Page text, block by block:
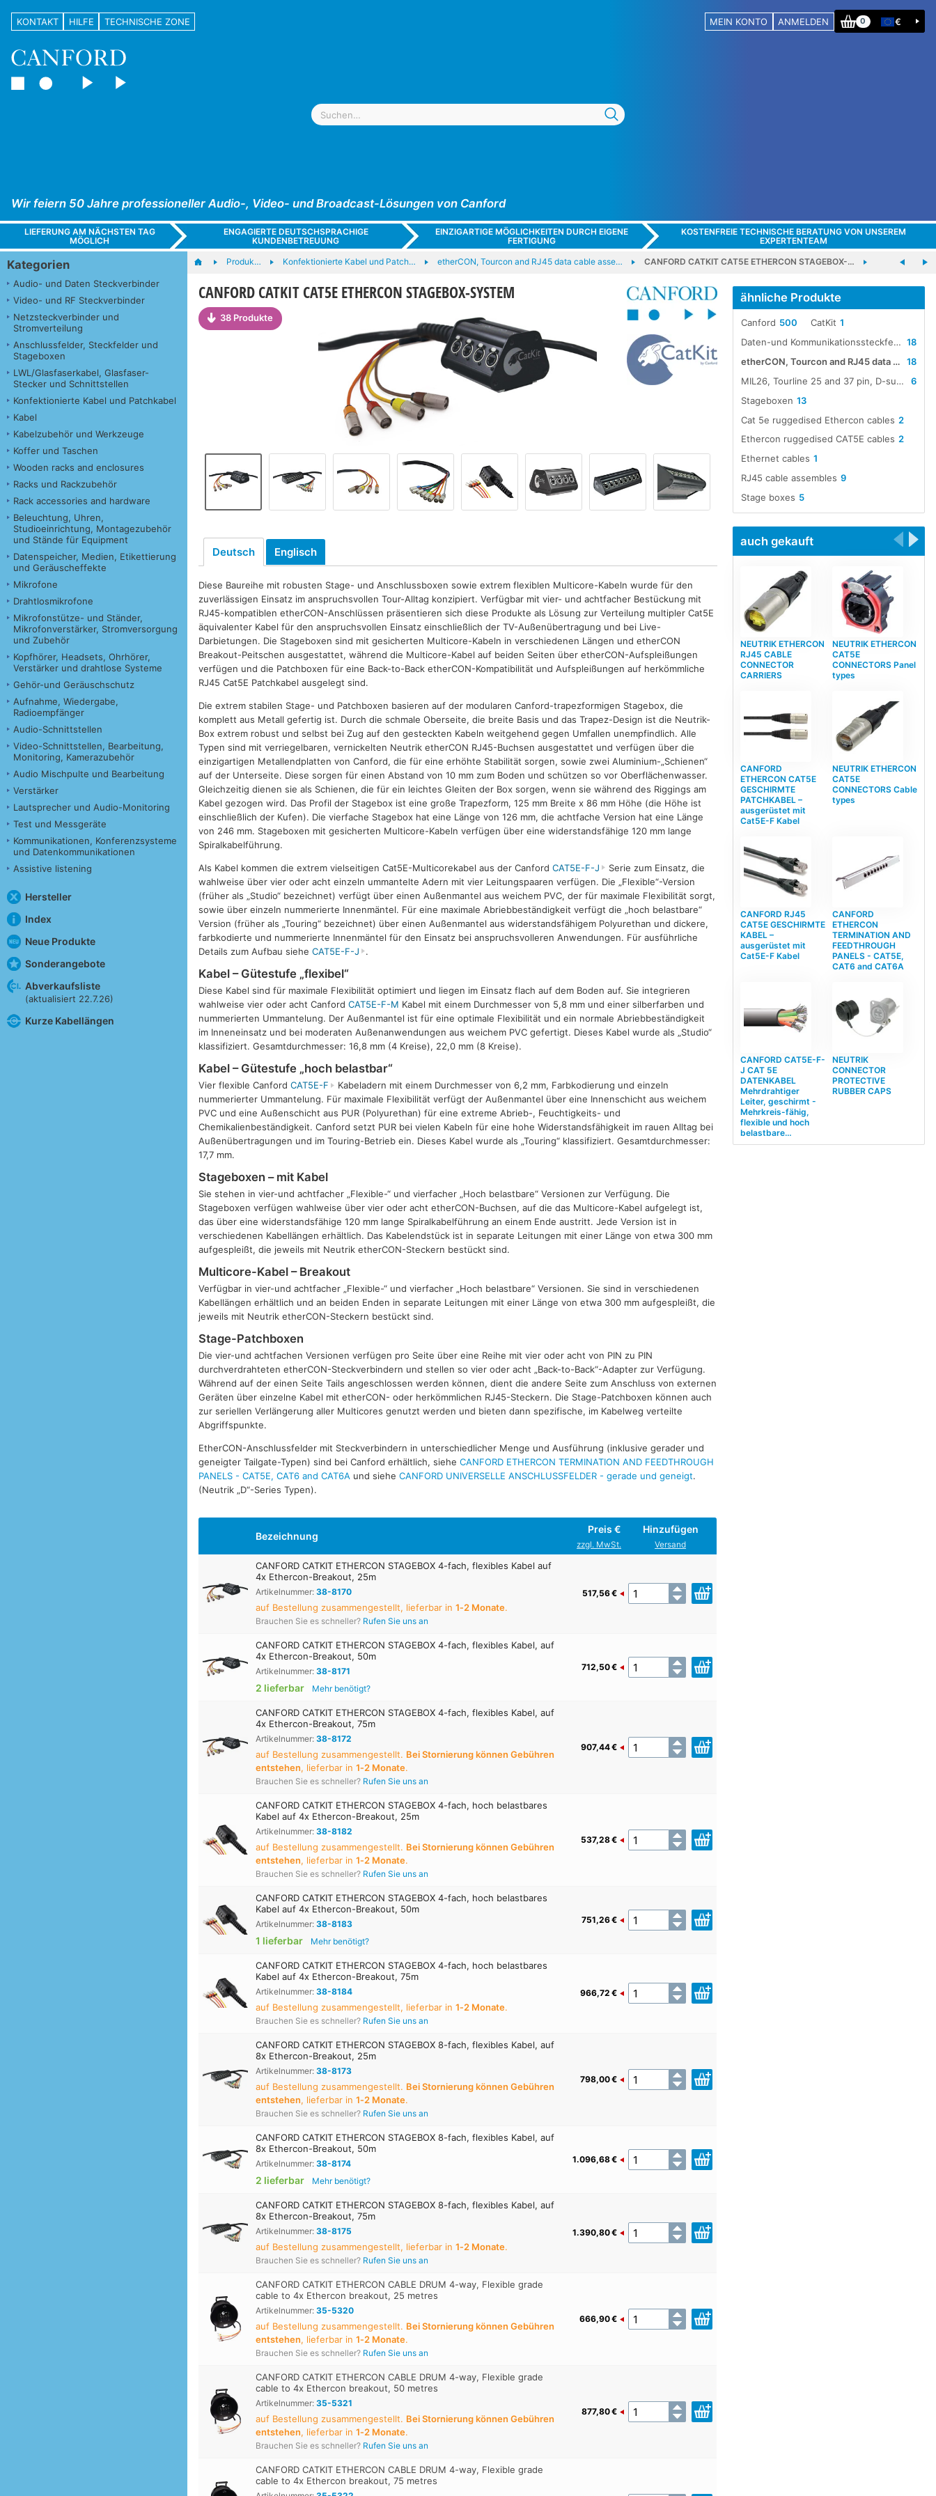
KONTAKT HILFE TECHNISCHE ZONE MEIN KONTO ANMELDEN 0 €
Wir feiern 50 Jahre professioneller Audio-, Video- und Broadcast-Lösungen von Canford
LIEFERUNG AM NÄCHSTEN TAG
MÖGLICH
ENGAGIERTE DEUTSCHSPRACHIGE
KUNDENBETREUUNG
EINZIGARTIGE MÖGLICHKEITEN DURCH EIGENE
FERTIGUNG
KOSTENFREIE TECHNISCHE BERATUNG VON UNSEREM
EXPERTENTEAM
Kategorien
Audio- und Daten Steckverbinder
Video- und RF Steckverbinder
Netzsteckverbinder und
Stromverteilung
Anschlussfelder, Steckfelder und
Stageboxen
LWL/Glasfaserkabel, Glasfaser-
Stecker und Schnittstellen
Konfektionierte Kabel und Patchkabel
Kabel
Kabelzubehör und Werkzeuge
Koffer und Taschen
Wooden racks and enclosures
Racks und Rackzubehör
Rack accessories and hardware
Beleuchtung, Uhren,
Studioeinrichtung, Montagezubehör
und Stände für Equipment
Datenspeicher, Medien, Etikettierung
und Geräuscheffekte
Mikrofone
Drahtlosmikrofone
Mikrofonstütze- und Ständer,
Mikrofonverstärker, Stromversorgung
und Zubehör
Kopfhörer, Headsets, Ohrhörer,
Verstärker und drahtlose Systeme
Gehör-und Geräuschschutz
Aufnahme, Wiedergabe,
Radioempfänger
Audio-Schnittstellen
Video-Schnittstellen, Bearbeitung,
Monitoring, Kamerazubehör
Audio Mischpulte und Bearbeitung
Verstärker
Lautsprecher und Audio-Monitoring
Test und Messgeräte
Kommunikationen, Konferenzsysteme
und Datenkommunikationen
Assistive listening
Hersteller
Index
Neue Produkte
Sonderangebote
Abverkaufsliste
(aktualisiert 22.7.26)
Kurze Kabellängen
Produk… Konfektionierte Kabel und Patch… etherCON, Tourcon and RJ45 data cable asse… CANFORD CATKIT CAT5E ETHERCON STAGEBOX-…
CANFORD CATKIT CAT5E ETHERCON STAGEBOX-SYSTEM
38 Produkte
Deutsch Englisch
Diese Baureihe mit robusten Stage- und Anschlussboxen sowie extrem flexiblen Multicore-Kabeln wurde für den
zuverlässigen Einsatz im anspruchsvollen Tour-Alltag konzipiert. Verfügbar mit vier- und achtfacher Bestückung mit
RJ45-kompatiblen etherCON-Anschlüssen präsentieren sich diese Produkte als Lösung zur Verteilung multipler Cat5E
äquivalenter Kabel für den anspruchsvollen Einsatz einschließlich der TV-Außenübertragung und bei Live-
Darbietungen. Die Stageboxen sind mit gesicherten Multicore-Kabeln in verschiedenen Längen und etherCON
Breakout-Peitschen ausgestattet, während die Multicore-Kabel auf beiden Seiten über etherCON-Aufspleißungen
verfügen und die Patchboxen für eine Back-to-Back etherCON-Kompatibilität und Aufspleißungen auf herkömmliche
RJ45 Cat5E Patchkabel ausgelegt sind.
Die extrem stabilen Stage- und Patchboxen basieren auf der modularen Canford-trapezformigen Stagebox, die
komplett aus Metall gefertig ist. Durch die schmale Oberseite, die breite Basis und das Trapez-Design ist die Neutrik-
Box extrem robust und selbst bei Zug auf den gesteckten Kabeln weitgehend gegen Umfallen unempfindlich. Alle
Typen sind mit verriegelbaren, vernickelten Neutrik etherCON RJ45-Buchsen ausgestattet und verfügen über die
einzigartigen Metallendplatten von Canford, die für eine erhöhte Stabilität sorgen, sowie zwei Aluminium-„Schienen“
auf der Unterseite. Diese sorgen für einen Abstand von 10 mm zum Boden und schützen so vor Oberflächenwasser.
Gleichzeitig dienen sie als Schienen, die für ein leichtes Gleiten der Box sorgen, wenn sie während des Riggings am
Kabel gezogen wird. Das Profil der Stagebox ist eine große Trapezform, 125 mm Breite x 86 mm Höhe (die Höhe ist
einschließlich der Kufen). Die vierfache Stagebox hat eine Länge von 126 mm, die achtfache Version hat eine Länge
von 246 mm. Stageboxen mit gesicherten Multicore-Kabeln verfügen über eine widerstandsfähige 120 mm lange
Spiralkabelführung.
Als Kabel kommen die extrem vielseitigen Cat5E-Multicorekabel aus der CanfordCAT5E-F-J
Serie zum Einsatz, die
wahlweise über vier oder acht einzeln ummantelte Adern mit vier Leitungspaaren verfügen. Die „Flexible“-Version
(früher als „Studio“ bezeichnet) verfügt über einen Außenmantel aus weichem PVC, der für maximale Flexibilität sorgt,
sowie über einzeln nummerierte Innenmäntel. Für eine maximale Abriebbeständigkeit verfügt die „hoch belastbare“
Version (früher als „Touring“ bezeichnet) über einen Außenmantel aus widerstandsfähigem Polyurethan und dickere,
farbkodierte und nummerierte Innenmäntel für den Einsatz bei anspruchsvolleren Anwendungen. Für ausführliche
Details zum Aufbau sieheCAT5E-F-J .
Kabel – Gütestufe „flexibel“
Diese Kabel sind für maximale Flexibilität optimiert und liegen im Einsatz flach auf dem Boden auf. Sie integrieren
wahlweise vier oder acht CanfordCAT5E-F-M Kabel mit einem Durchmesser von 5,8 mm und einer silberfarben und
nummerierten Ummantelung. Der Außenmantel ist für eine optimale Flexibilität und ein normale Abriebbeständigkeit
im Inneneinsatz und bei moderaten Außenanwendungen aus weichem PVC gefertigt. Dieses Kabel wurde als „Studio“
klassifiziert. Gesamtdurchmesser: 16,8 mm (4 Kreise), 22,0 mm (8 Kreise).
Kabel – Gütestufe „hoch belastbar“
Vier flexible CanfordCAT5E-F
Kabeladern mit einem Durchmesser von 6,2 mm, Farbkodierung und einzeln
nummerierter Ummantelung. Für maximale Flexibilität verfügt der Außenmantel über eine Innenschicht aus weichem
PVC und eine Außenschicht aus PUR (Polyurethan) für eine extreme Abrieb-, Feuchtigkeits- und
Chemikalienbeständigkeit. Canford setzt PUR bei vielen Kabeln für eine hohe Widerstandsfähigkeit im rauen Alltag bei
Außenübertragungen und im Touring-Betrieb ein. Dieses Kabel wurde als „Touring“ klassifiziert. Gesamtdurchmesser:
17,7 mm.
Stageboxen – mit Kabel
Sie stehen in vier-und achtfacher „Flexible-“ und vierfacher „Hoch belastbare“ Versionen zur Verfügung. Die
Stageboxen verfügen wahlweise über vier oder acht etherCON-Buchsen, auf die das Multicore-Kabel aufgelegt ist,
das über eine widerstandsfähige 120 mm lange Spiralkabelführung an einem Ende austritt. Jede Version ist in
verschiedenen Kabellängen erhältlich. Das Kabelendstück ist in separate Leitungen mit einer Länge von etwa 300 mm
aufgespleißt, die jeweils mit Neutrik etherCON-Steckern bestückt sind.
Multicore-Kabel – Breakout
Verfügbar in vier-und achtfacher „Flexible-“ und vierfacher „Hoch belastbare“ Versionen. Sie sind in verschiedenen
Kabellängen erhältlich und an beiden Enden in separate Leitungen mit einer Länge von etwa 300 mm aufgespleißt, die
jeweils mit Neutrik etherCON-Steckern bestückt sind.
Stage-Patchboxen
Die vier-und achtfachen Versionen verfügen pro Seite über eine Reihe mit vier oder acht von PIN zu PIN
durchverdrahteten etherCON-Steckverbindern und stellen so vier oder acht „Back-to-Back“-Adapter zur Verfügung.
Während auf der einen Seite Tails angeschlossen werden können, dient die andere Seite zum Anschluss von externen
Geräten über einzelne Kabel mit etherCON- oder herkömmlichen RJ45-Steckern. Die Stage-Patchboxen können auch
zur seriellen Verlängerung aller Multicores genutzt werden und bieten dann spezifische, im Kabelweg verteilte
Abgriffspunkte.
EtherCON-Anschlussfelder mit Steckverbindern in unterschiedlicher Menge und Ausführung (inklusive gerader und
geneigter Tailgate-Typen) sind bei Canford erhältlich, sieheCANFORD ETHERCON TERMINATION AND FEEDTHROUGH
PANELS - CAT5E, CAT6 and CAT6A und sieheCANFORD UNIVERSELLE ANSCHLUSSFELDER - gerade und geneigt.
(Neutrik „D“-Series Typen).
Bezeichnung
Preis €
zzgl. MwSt.
Hinzufügen
Versand
CANFORD CATKIT ETHERCON STAGEBOX 4-fach, flexibles Kabel auf
4x Ethercon-Breakout, 25m
Artikelnummer:38-8170
auf Bestellung zusammengestellt, lieferbar in1‑2 Monate.
Brauchen Sie es schneller? Rufen Sie uns an
517,56 €
CANFORD CATKIT ETHERCON STAGEBOX 4-fach, flexibles Kabel, auf
4x Ethercon-Breakout, 50m
Artikelnummer:38-8171
2 lieferbar Mehr benötigt?
712,50 €
CANFORD CATKIT ETHERCON STAGEBOX 4-fach, flexibles Kabel, auf
4x Ethercon-Breakout, 75m
Artikelnummer:38-8172
auf Bestellung zusammengestellt. Bei Stornierung können Gebühren
entstehen, lieferbar in1‑2 Monate.
Brauchen Sie es schneller? Rufen Sie uns an
907,44 €
CANFORD CATKIT ETHERCON STAGEBOX 4-fach, hoch belastbares
Kabel auf 4x Ethercon-Breakout, 25m
Artikelnummer:38-8182
auf Bestellung zusammengestellt. Bei Stornierung können Gebühren
entstehen, lieferbar in1‑2 Monate.
Brauchen Sie es schneller? Rufen Sie uns an
537,28 €
CANFORD CATKIT ETHERCON STAGEBOX 4-fach, hoch belastbares
Kabel auf 4x Ethercon-Breakout, 50m
Artikelnummer:38-8183
1 lieferbar Mehr benötigt?
751,26 €
CANFORD CATKIT ETHERCON STAGEBOX 4-fach, hoch belastbares
Kabel auf 4x Ethercon-Breakout, 75m
Artikelnummer:38-8184
auf Bestellung zusammengestellt, lieferbar in1‑2 Monate.
Brauchen Sie es schneller? Rufen Sie uns an
966,72 €
CANFORD CATKIT ETHERCON STAGEBOX 8-fach, flexibles Kabel, auf
8x Ethercon-Breakout, 25m
Artikelnummer:38-8173
auf Bestellung zusammengestellt. Bei Stornierung können Gebühren
entstehen, lieferbar in1‑2 Monate.
Brauchen Sie es schneller? Rufen Sie uns an
798,00 €
CANFORD CATKIT ETHERCON STAGEBOX 8-fach, flexibles Kabel, auf
8x Ethercon-Breakout, 50m
Artikelnummer:38-8174
2 lieferbar Mehr benötigt?
1.096,68 €
CANFORD CATKIT ETHERCON STAGEBOX 8-fach, flexibles Kabel, auf
8x Ethercon-Breakout, 75m
Artikelnummer:38-8175
auf Bestellung zusammengestellt, lieferbar in1‑2 Monate.
Brauchen Sie es schneller? Rufen Sie uns an
1.390,80 €
CANFORD CATKIT ETHERCON CABLE DRUM 4-way, Flexible grade
cable to 4x Ethercon breakout, 25 metres
Artikelnummer:35-5320
auf Bestellung zusammengestellt. Bei Stornierung können Gebühren
entstehen, lieferbar in1‑2 Monate.
Brauchen Sie es schneller? Rufen Sie uns an
666,90 €
CANFORD CATKIT ETHERCON CABLE DRUM 4-way, Flexible grade
cable to 4x Ethercon breakout, 50 metres
Artikelnummer:35-5321
auf Bestellung zusammengestellt. Bei Stornierung können Gebühren
entstehen, lieferbar in1‑2 Monate.
Brauchen Sie es schneller? Rufen Sie uns an
877,80 €
CANFORD CATKIT ETHERCON CABLE DRUM 4-way, Flexible grade
cable to 4x Ethercon breakout, 75 metres
ähnliche Produkte
500
Canford 1
CatKit
18
Daten-und Kommunikationssteckfelder und Anschlussfelder
18
etherCON, Tourcon and RJ45 data cable assemblies
6
MIL26, Tourline 25 and 37 pin, D-sub 25 pin and etherCON multiway cable assemblies
13
Stageboxen
2
Cat 5e ruggedised Ethercon cables
2
Ethercon ruggedised CAT5E cables
1
Ethernet cables
9
RJ45 cable assembles
5
Stage boxes
auch gekauft
NEUTRIK ETHERCON
RJ45 CABLE
CONNECTOR
CARRIERS
NEUTRIK ETHERCON
CAT5E
CONNECTORS Panel
types
CANFORD
ETHERCON CAT5E
GESCHIRMTE
PATCHKABEL –
ausgerüstet mit
Cat5E-F Kabel
NEUTRIK ETHERCON
CAT5E
CONNECTORS Cable
types
CANFORD RJ45
CAT5E GESCHIRMTE
KABEL –
ausgerüstet mit
Cat5E-F Kabel
CANFORD
ETHERCON
TERMINATION AND
FEEDTHROUGH
PANELS - CAT5E,
CAT6 and CAT6A
CANFORD CAT5E-F-
J CAT 5E
DATENKABEL
Mehrdrahtiger
Leiter, geschirmt -
Mehrkreis-fähig,
flexible und hoch
belastbare…
NEUTRIK
CONNECTOR
PROTECTIVE
RUBBER CAPS